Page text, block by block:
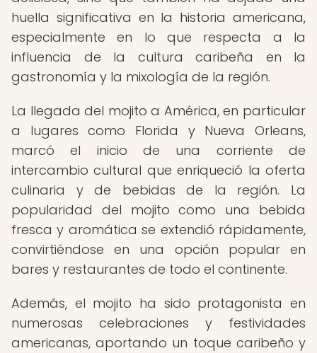
huella significativa en la historia americana,
especialmente en lo que respecta a la
influencia de la cultura caribeña en la
gastronomía y la mixología de la región.
La llegada del mojito a América, en particular
a lugares como Florida y Nueva Orleans,
marcó el inicio de una corriente de
intercambio cultural que enriqueció la oferta
culinaria y de bebidas de la región. La
popularidad del mojito como una bebida
fresca y aromática se extendió rápidamente,
convirtiéndose en una opción popular en
bares y restaurantes de todo el continente.
Además, el mojito ha sido protagonista en
numerosas celebraciones y festividades
americanas, aportando un toque caribeño y